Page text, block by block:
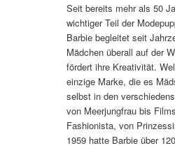
Seit bereits mehr als 50
wichtiger Teil der
Barbie begleitet seit
Mädchen überall auf der
fördert ihre Kreativität.
einzige Marke, die es
selbst in den
von Meerjungfrau bis
Fashionista, von
1959 hatte Barbie über